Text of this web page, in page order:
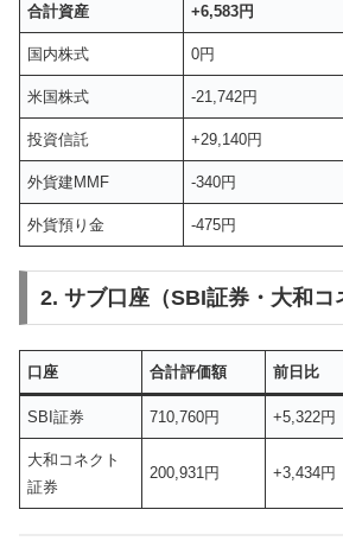
合計資産 +6,583円
国内株式 0円
米国株式 -21,742円
投資信託 +29,140円
外貨建MMF -340円
外貨預り金 -475円
2. サブ口座（SBI証券・大和コ
口座 合計評価額 前日比
SBI証券 710,760円 +5,322円
大和コネクト
証券
200,931円 +3,434円